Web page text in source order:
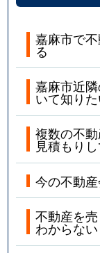
嘉麻市で
る
嘉麻市近
いて知り
複数の不
見積もり
今の不動
不動産を
わからない